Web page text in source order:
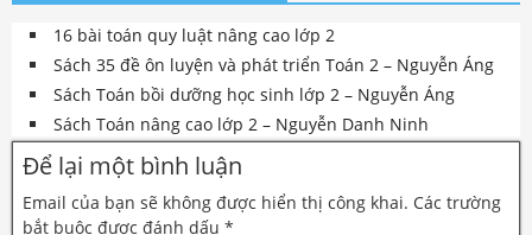
16 bài toán quy luật nâng cao lớp 2
Sách 35 đề ôn luyện và phát triển Toán 2 – Nguyễn Áng
Sách Toán bồi dưỡng học sinh lớp 2 – Nguyễn Áng
Sách Toán nâng cao lớp 2 – Nguyễn Danh Ninh
Để lại một bình luận
Email của bạn sẽ không được hiển thị công khai. Các trường
bắt buộc được đánh dấu *